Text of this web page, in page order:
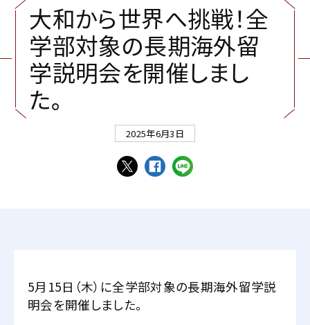
大和から世界へ挑戦！全
学部対象の長期海外留
学説明会を開催しまし
た。
2025年6月3日
5月15日（木）に全学部対象の長期海外留学説
明会を開催しました。